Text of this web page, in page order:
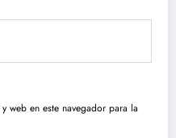
web en este navegador para la